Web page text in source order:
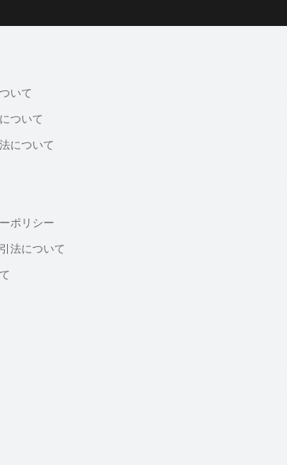
いて
ついて
について
ポリシー
法について